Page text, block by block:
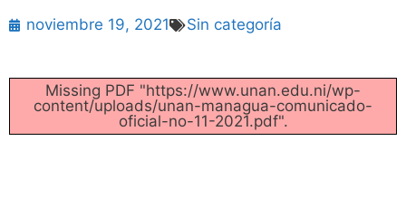
noviembre 19, 2021 Sin categoría
Missing PDF "https://www.unan.edu.ni/wp-
content/uploads/unan-managua-comunicado-
oficial-no-11-2021.pdf".